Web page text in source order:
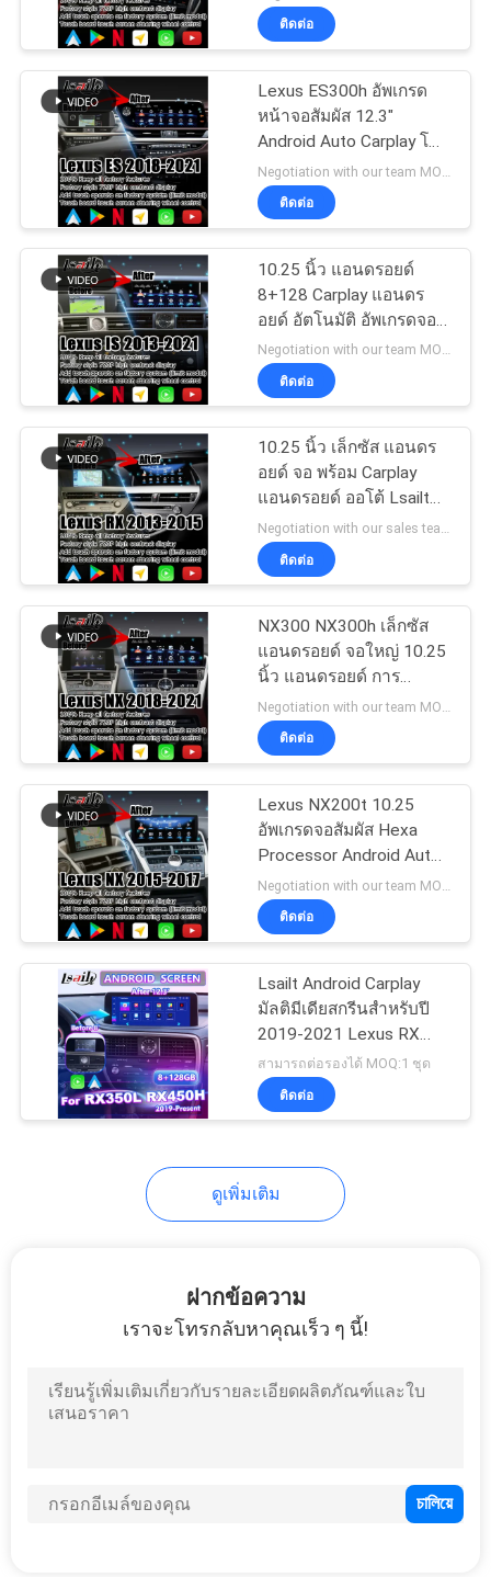
Lexus
หน้าจอมัลติมีเดียใน
รถยนต์
57
จอแสดงผลมัลติมีเดีย
ในรถยนต์
กล่อง AI ในรถยนต์
11
อินเทอร์เฟซ Carplay
104
รถยนต์ Android
อินเทอร์เฟซมัลติ
ติดต่อ
Lexus ES300h อัพเกรด
หน้าจอสัมผัส 12.3"
Android Auto Carplay โดย
Lsailt
ติดต่อ
10.25 นิ้ว แอนดรอยด์
8+128 Carplay แอนดร
อยด์ อัตโนมัติ อัพเกรดจอ
HDMI สําหรับเล็กซัส
IS200t IS350 IS300
Negotiation with our team MOQ:1
ติดต่อ
10.25 นิ้ว เล็กซัส แอนดร
อยด์ จอ พร้อม Carplay
แอนดรอยด์ ออโต้ Lsailt
สําหรับ RX350 RX450h
Negotiation with our sales team MOQ:1 ชุด
ติดต่อ
NX300 NX300h เล็กซัส
แอนดรอยด์ จอใหญ่ 10.25
นิ้ว แอนดรอยด์ การ
ปรับปรุง Carplay
ติดต่อ
Lexus NX200t 10.25
อัพเกรดจอสัมผัส Hexa
Processor Android Auto
Wireless Carplay
ติดต่อ
Lsailt Android Carplay
มัลติมีเดียสกรีนสําหรับปี
2019-2021 Lexus RX
450h RX300 RX350L
RX450hL RX350 RX450h
สามารถต่อรองได้ MOQ:1 ชุด
ติดต่อ
ดูเพิ่มเติม
ฝากข้อความ
เราจะโทรกลับหาคุณเร็ว ๆ นี้!